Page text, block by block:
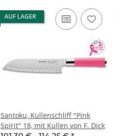
AUF LAGER
Santoku, Kullenschliff "Pink
Spirit" 18, mit Kullen von F. Dick